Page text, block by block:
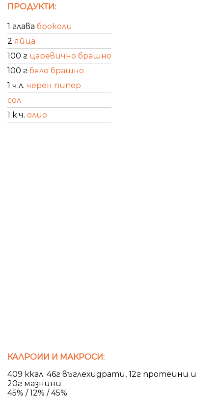
ПРОДУКТИ:
1 глава броколи
2 яйца
100 г царевично брашно
100 г бяло брашно
1 ч.л. черен пипер
сол
1 к.ч. олио
КАЛРОИИ И МАКРОСИ:
409 ккал. 46г въглехидрати, 12г протеини и
20г мазнини
45% / 12% / 45%